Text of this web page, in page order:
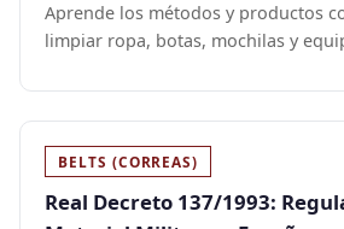
Aprende los métodos y productos
limpiar ropa, botas, mochilas y
BELTS (CORREAS)
Real Decreto 137/1993: